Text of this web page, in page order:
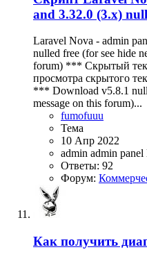
and 3.32.0 (3.x)
Laravel Nova - admin
nulled free (for see hide
forum) *** Скрытый
просмотра скрытого
*** Download v5.8.1
message on this forum)...
fumofuuu
Тема
10 Апр 2022
admin admin panel
Ответы: 92
Форум:
Как получить